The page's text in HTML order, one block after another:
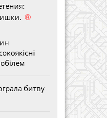
®
битву